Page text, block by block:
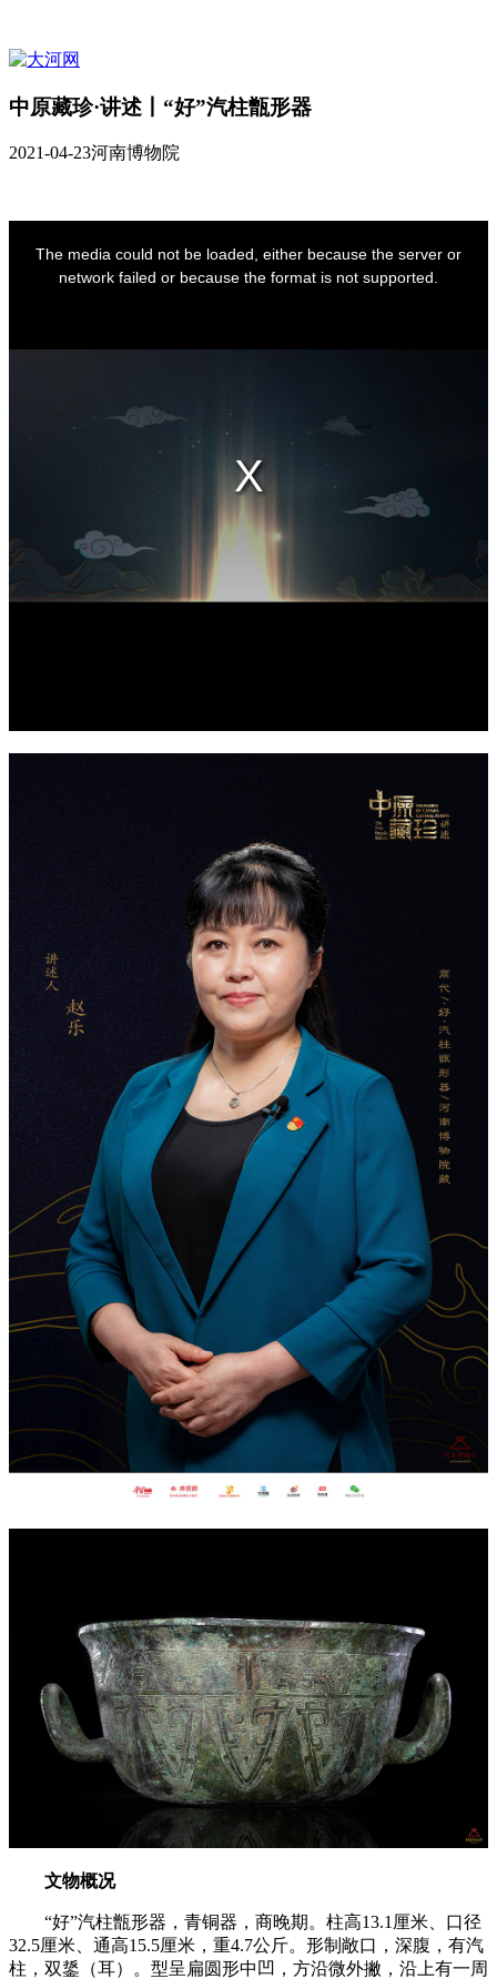
中原藏珍·讲述丨“好”汽柱甑形器
2021-04-23河南博物院
文物概况
“好”汽柱甑形器，青铜器，商晚期。柱高13.1厘米、口径
32.5厘米、通高15.5厘米，重4.7公斤。形制敞口，深腹，有汽
柱，双鋬（耳）。型呈扁圆形中凹，方沿微外撇，沿上有一周